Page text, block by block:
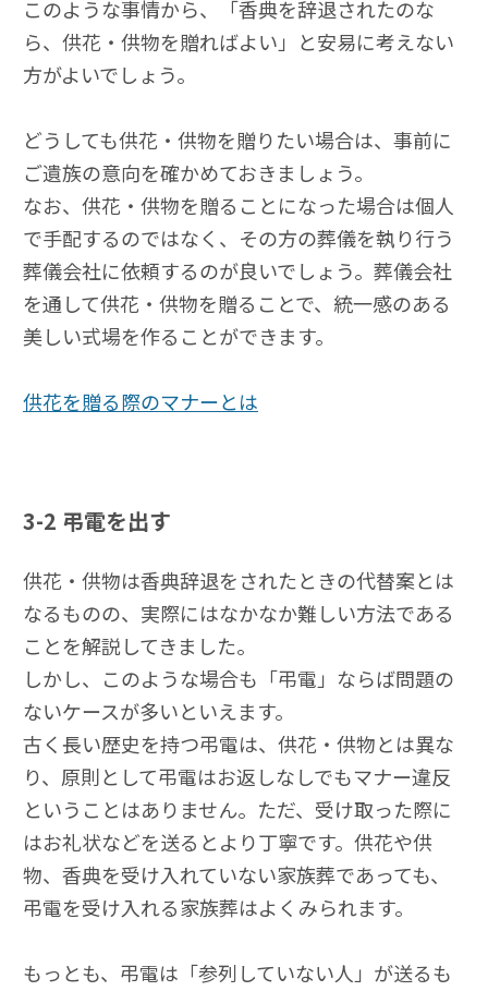
このような事情から、「香典を辞退されたのな
ら、供花・供物を贈ればよい」と安易に考えない
方がよいでしょう。
どうしても供花・供物を贈りたい場合は、事前に
ご遺族の意向を確かめておきましょう。
なお、供花・ 供物を贈ることになった場合は個人
で手配するのではなく、その方の葬儀を執り行う
葬儀会社に依頼するのが良いでしょう。葬儀会社
を通して供花・供物を贈ることで、統一感のある
美しい式場を作ることができます。
供花を贈る際のマナーとは
3-2 弔電を出す
供花・供物は香典辞退をされたときの代替案とは
なるものの、実際にはなかなか難しい方法である
ことを解説してきました。
しかし、このような場合も「弔電」ならば問題の
ないケースが多いといえます。
古く長い歴史を持つ弔電は、供花・供物とは異な
り、原則として弔電はお返しなしでもマナー違反
ということはありません。ただ、受け取った際に
はお礼状などを送るとより丁寧です。供花や供
物、香典を受け入れていない家族葬であっても、
弔電を受け入れる家族葬はよくみられます。
もっとも、弔電は「参列していない人」が送るも